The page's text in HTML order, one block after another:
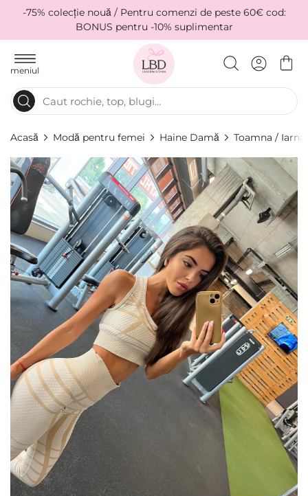
-75% colecție nouă / Pentru comenzi de peste 60€ cod:
BONUS pentru -10% suplimentar
meniul
Acasă Modă pentru femei Haine Damă Toamna / Iarna
Skip
to
the
end
of
the
images
gallery